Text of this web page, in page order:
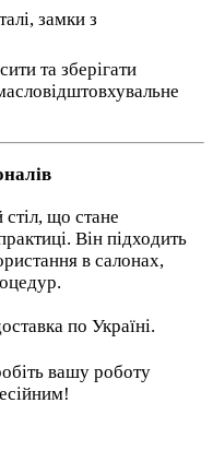
замки з
та зберігати
що стане
Він підходить
в салонах,
по Україні.
вашу роботу